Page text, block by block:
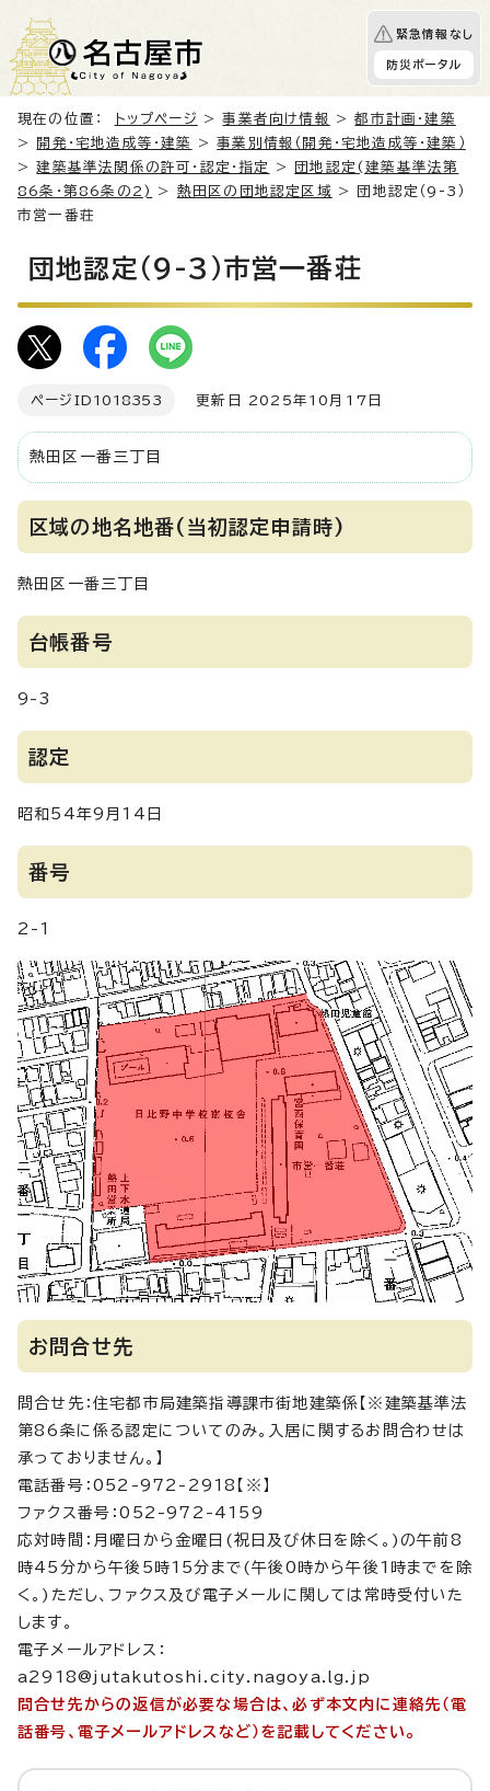
緊急情報なし
防災ポータル
現在の位置： トップページ >事業者向け情報 >都市計画・建築
>
開発・宅地造成等・建築 >事業別情報（開発・宅地造成等・建築）
>建築基準法関係の許可・認定・指定 >
団地認定(建築基準法第
86条・第86条の2)
> 熱田区の団地認定区域 > 団地認定（9-3）
市営一番荘
団地認定（9-3）市営一番荘
ページID 1018353 更新日 2025年10月17日
熱田区一番三丁目
区域の地名地番(当初認定申請時)
熱田区一番三丁目
台帳番号
9-3
認定
昭和54年9月14日
番号
2-1
お問合せ先
問合せ先：住宅都市局建築指導課市街地建築係【※建築基準法
第86条に係る認定についてのみ。入居に関するお問合わせは
承っておりません。】
電話番号：052-972-2918【※】
ファクス番号：052-972-4159
応対時間：月曜日から金曜日(祝日及び休日を除く。)の午前8
時45分から午後5時15分まで(午後0時から午後1時までを除
く。)ただし、ファクス及び電子メールに関しては常時受付いた
します。
電子メールアドレス：
a2918@jutakutoshi.city.nagoya.lg.jp
問合せ先からの返信が必要な場合は、必ず本文内に連絡先（電
話番号、電子メールアドレスなど）を記載してください。